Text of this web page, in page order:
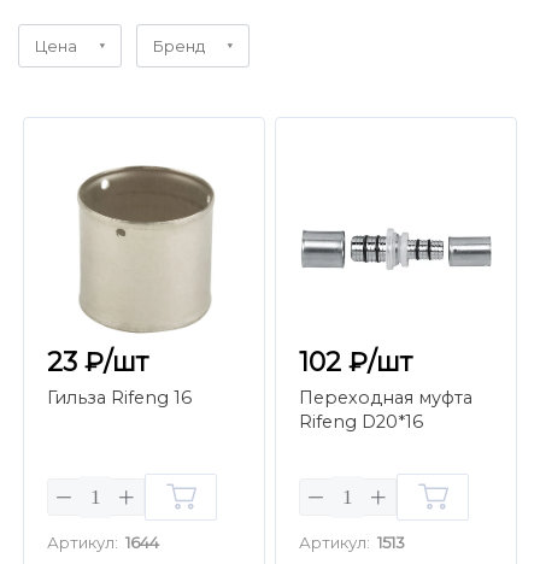
Цена Бренд
23 ₽/шт
Гильза Rifeng 16
Артикул: 1644
102 ₽/шт
Переходная муфта
Rifeng D20*16
Артикул: 1513